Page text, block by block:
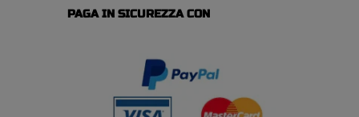
PAGA IN SICUREZZA CON